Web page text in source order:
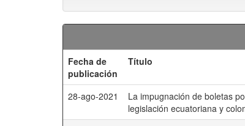
Fecha de
publicación
Título
28-ago-2021
La impugnación de boletas
legislación ecuatoriana y